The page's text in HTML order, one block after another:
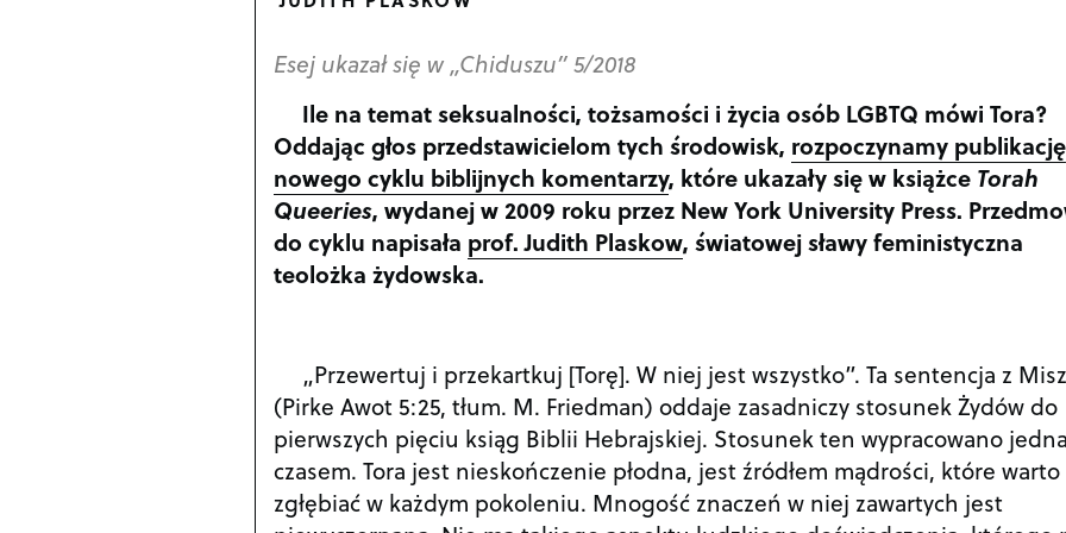
Esej ukazał się w „Chiduszu” 5/2018
Ile na temat seksualności, tożsamości i życia osób LGBTQ mówi Tora?
Oddając głos przedstawicielom tych środowisk, rozpoczynamy publikację
nowego cyklu biblijnych komentarzy, które ukazały się w książce Torah
Queeries, wydanej w 2009 roku przez New York University Press.
do cyklu napisała prof. Judith Plaskow, światowej sławy feministyczna
teolożka żydowska.
„Przewertuj i przekartkuj [Torę]. W niej jest wszystko”. Ta sentencja z
(Pirke Awot 5:25, tłum. M. Friedman) oddaje zasadniczy stosunek Żydów do
pierwszych pięciu ksiąg Biblii Hebrajskiej. Stosunek ten wypracowano
czasem. Tora jest nieskończenie płodna, jest źródłem mądrości, które warto
zgłębiać w każdym pokoleniu. Mnogość znaczeń w niej zawartych jest